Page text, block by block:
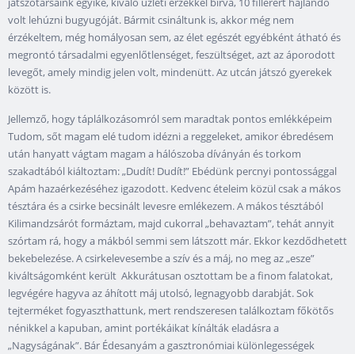
volt lehúzni bugyugóját. Bármit csináltunk is, akkor még nem
érzékeltem, még homályosan sem, az élet egészét egyébként átható és
megrontó társadalmi egyenlőtlenséget, feszültséget, azt az áporodott
levegőt, amely mindig jelen volt, mindenütt. Az utcán játszó gyerekek
között is.
Jellemző, hogy táplálkozásomról sem maradtak pontos emlékképeim
Tudom, sőt magam elé tudom idézni a reggeleket, amikor ébredésem
után hanyatt vágtam magam a hálószoba díványán és torkom
szakadtából kiáltoztam: „Dudít! Dudít!” Ebédünk percnyi pontossággal
Apám hazaérkezéséhez igazodott. Kedvenc ételeim közül csak a mákos
tésztára és a csirke becsinált levesre emlékezem. A mákos tésztából
Kilimandzsárót formáztam, majd cukorral „behavaztam”, tehát annyit
szórtam rá, hogy a mákból semmi sem látszott már. Ekkor kezdődhetett
bekebelezése. A csirkelevesembe a szív és a máj, no meg az „esze”
kiváltságomként került Akkurátusan osztottam be a finom falatokat,
legvégére hagyva az áhított máj utolsó, legnagyobb darabját. Sok
tejterméket fogyaszthattunk, mert rendszeresen találkoztam főkötős
nénikkel a kapuban, amint portékáikat kínálták eladásra a
„Nagyságának”. Bár Édesanyám a gasztronómiai különlegességek